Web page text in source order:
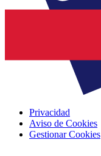
Privacidad
Aviso de Cookies
Gestionar Cookies